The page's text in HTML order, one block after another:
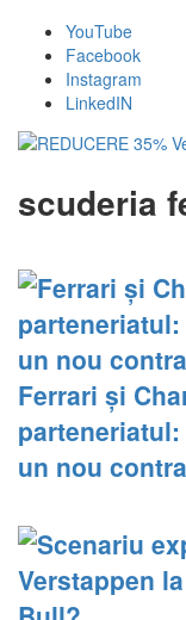
YouTube
Facebook
Instagram
LinkedIN
scuderia
Ferrari și
un nou